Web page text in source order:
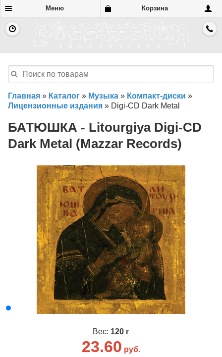
Меню Корзина
Главная » Каталог » Музыка » Компакт-диски »
Лицензионные издания » Digi-CD Dark Metal
БАТЮШКА - Litourgiya Digi-CD
Dark Metal (Mazzar Records)
Вес: 120 г
23.60 руб.